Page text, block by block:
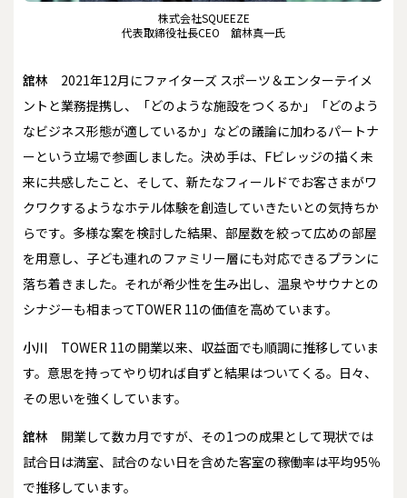
株式会社SQUEEZE
代表取締役社長CEO 舘林真一氏
舘林
2021年12月にファイターズ スポーツ＆エンターテイメ
ントと業務提携し、「どのような施設をつくるか」「どのよう
なビジネス形態が適しているか」などの議論に加わるパートナ
ーという立場で参画しました。決め手は、Fビレッジの描く未
来に共感したこと、そして、新たなフィールドでお客さまがワ
クワクするようなホテル体験を創造していきたいとの気持ちか
らです。多様な案を検討した結果、部屋数を絞って広めの部屋
を用意し、子ども連れのファミリー層にも対応できるプランに
落ち着きました。それが希少性を生み出し、温泉やサウナとの
シナジーも相まってTOWER 11の価値を高めています。
小川
TOWER 11の開業以来、収益面でも順調に推移していま
す。意思を持ってやり切れば自ずと結果はついてくる。日々、
その思いを強くしています。
舘林
開業して数カ月ですが、その1つの成果として現状では
試合日は満室、試合のない日を含めた客室の稼働率は平均95％
で推移しています。